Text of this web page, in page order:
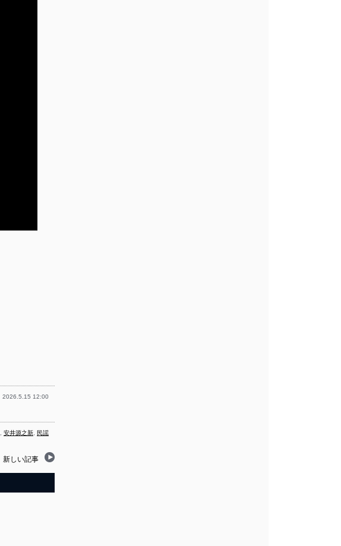
2026.5.15 12:00
, 安井源之新, 民謡
新しい記事